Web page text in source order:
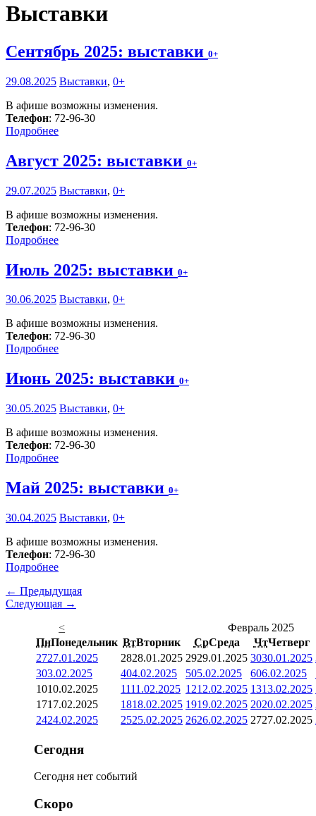
Выставки
Сентябрь 2025: выставки 0+
29.08.2025 Выставки, 0+
В афише возможны изменения.
Телефон: 72-96-30
Подробнее
Август 2025: выставки 0+
29.07.2025 Выставки, 0+
В афише возможны изменения.
Телефон: 72-96-30
Подробнее
Июль 2025: выставки 0+
30.06.2025 Выставки, 0+
В афише возможны изменения.
Телефон: 72-96-30
Подробнее
Июнь 2025: выставки 0+
30.05.2025 Выставки, 0+
В афише возможны изменения.
Телефон: 72-96-30
Подробнее
Май 2025: выставки 0+
30.04.2025 Выставки, 0+
В афише возможны изменения.
Телефон: 72-96-30
Подробнее
← Предыдущая
Следующая →
<
Февраль 2025
ПнПонедельник ВтВторник СрСреда ЧтЧетверг
2727.01.2025 2828.01.2025 2929.01.2025 3030.01.2025
303.02.2025 404.02.2025 505.02.2025 606.02.2025
1010.02.2025 1111.02.2025 1212.02.2025 1313.02.2025
1717.02.2025 1818.02.2025 1919.02.2025 2020.02.2025
2424.02.2025 2525.02.2025 2626.02.2025 2727.02.2025
Сегодня
Сегодня нет событий
Скоро